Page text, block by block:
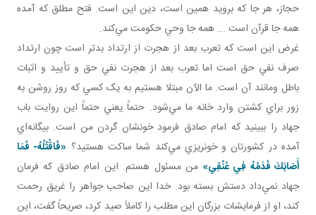
حجاز، هر جا که برويد همين است، دين اين است. فتح مطلق که آمده
همه جا قرآن است ... همه جا وحي حکومت مي‌کند.
غرض اين است که تعرب بعد از هجرت از ارتداد بدتر است چون ارتداد
صرف نفي حق است اما تعرب بعد از هجرت نفي حق و تأييد و اثبات
باطل ومانند آن است. ما الآن مبتلا هستيم به يک کسي که روز روشن به
زور براي کشتن وارد خانه ما مي‌شود. حتماً يعني حتماً اين روايت باب
جهاد را ببينيد که امام صادق فرمود خونشان گردن من است. بيگانه‌اي
آمده در کشورتان و خونريزي مي‌کند شما ساکت هستيد؟ «فَاقْتُلْهُ- فَمَا
أَصَابَكَ فَدَمُهُ فِي عُنُقِي» من مسئول هستم. اين امام صادق که فرمان
جهاد نمي‌داد دستش بسته بود. خدا اين صاحب جواهر را غريق رحمت
کند، او از فرمايشات بزرگان اين مطلب را کاملاً صيد کرد، صريحاً گفت، اين